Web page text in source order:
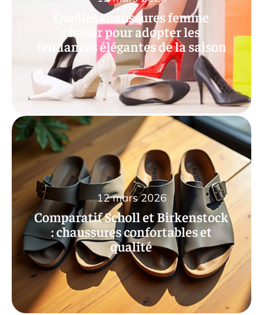
Quelles chaussures femme
choisir pour adopter les
tendances élégantes de la saison
Comparatif Scholl et Birkenstock
: chaussures confortables et
qualité
12 mars 2026